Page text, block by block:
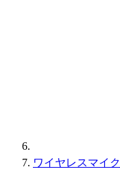
ワイヤレスマイク